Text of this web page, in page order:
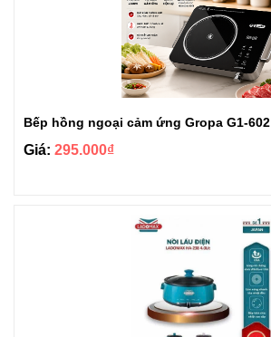
Bếp hồng ngoại cảm ứng Gropa G1-602
Giá: 295.000₫